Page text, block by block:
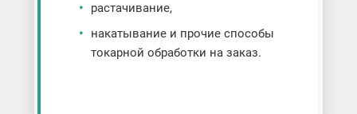
растачивание,
накатывание и прочие способы
токарной обработки на заказ.